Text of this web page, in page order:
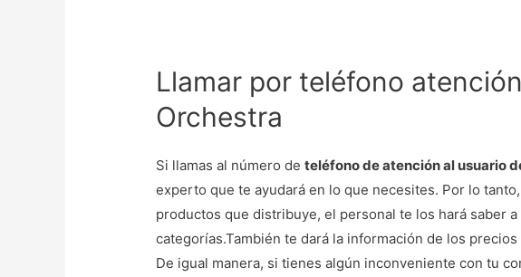
Llamar por teléfono
Orchestra
Si llamas al número deteléfono de atención al usuario
experto que te ayudará en lo que necesites. Por lo
productos que distribuye, el personal te los hará saber
categorías.También te dará la información de los
De igual manera, si tienes algún inconveniente con tu